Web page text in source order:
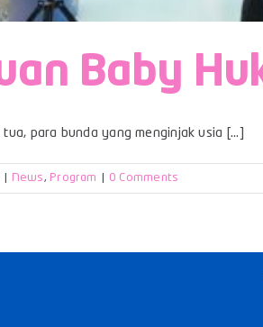
Baby
para bunda yang menginjak usia [...]
News, Program 0 Comments